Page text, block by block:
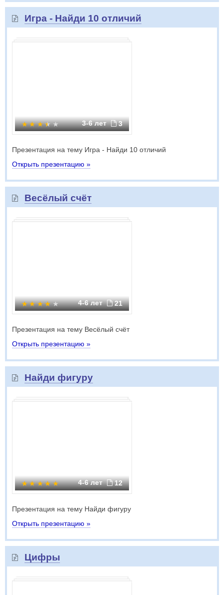
Игра - Найди 10 отличий
3-6 лет 3
Презентация на тему Игра - Найди 10 отличий
Открыть презентацию »
Весёлый счёт
4-6 лет 21
Презентация на тему Весёлый счёт
Открыть презентацию »
Найди фигуру
4-6 лет 12
Презентация на тему Найди фигуру
Открыть презентацию »
Цифры